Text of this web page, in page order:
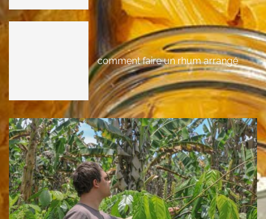
comment faire un rhum arrangé